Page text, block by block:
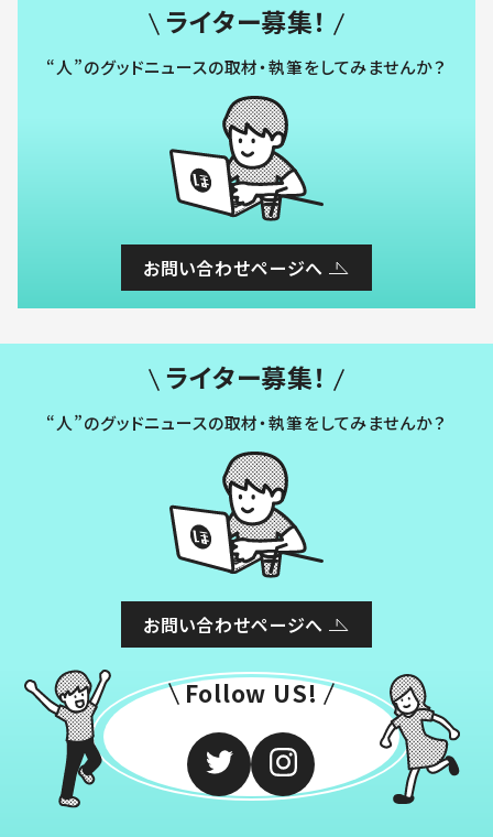
ライター募集！
“人”のグッドニュースの取材・執筆をしてみませんか？
お問い合わせページへ
ライター募集！
“人”のグッドニュースの取材・執筆をしてみませんか？
お問い合わせページへ
Follow US!